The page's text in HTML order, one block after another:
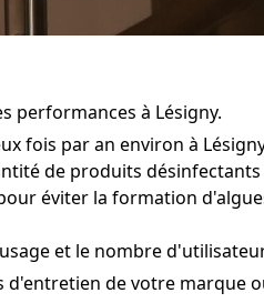
performances à Lésigny.
fois par an environ à
de produits désinfectants
éviter la formation
et le nombre
de votre marque